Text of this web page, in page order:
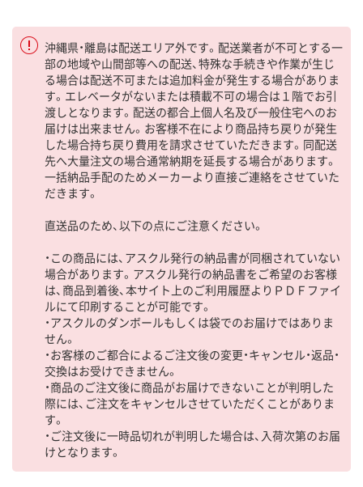
沖縄県・離島は配送エリア外です。配送業者が不可とする一
部の地域や山間部等への配送、特殊な手続きや作業が生じ
る場合は配送不可または追加料金が発生する場合がありま
す。エレベータがないまたは積載不可の場合は１階でお引
渡しとなります。配送の都合上個人名及び一般住宅へのお
届けは出来ません。お客様不在により商品持ち戻りが発生
した場合持ち戻り費用を請求させていただきます。同配送
先へ大量注文の場合通常納期を延長する場合があります。
一括納品手配のためメーカーより直接ご連絡をさせていた
だきます。
直送品のため、以下の点にご注意ください。
・この商品には、アスクル発行の納品書が同梱されていない
場合があります。アスクル発行の納品書をご希望のお客様
は、商品到着後、本サイト上のご利用履歴よりＰＤＦファイ
ルにて印刷することが可能です。
・アスクルのダンボールもしくは袋でのお届けではありま
せん。
・お客様のご都合によるご注文後の変更・キャンセル・返品・
交換はお受けできません。
・商品のご注文後に商品がお届けできないことが判明した
際には、ご注文をキャンセルさせていただくことがありま
す。
・ご注文後に一時品切れが判明した場合は、入荷次第のお届
けとなります。